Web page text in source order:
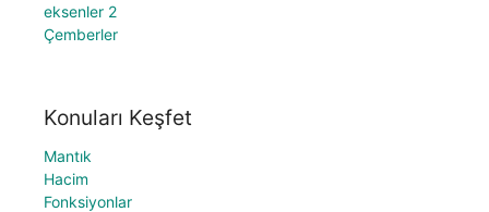
eksenler 2
Çemberler
Konuları Keşfet
Mantık
Hacim
Fonksiyonlar